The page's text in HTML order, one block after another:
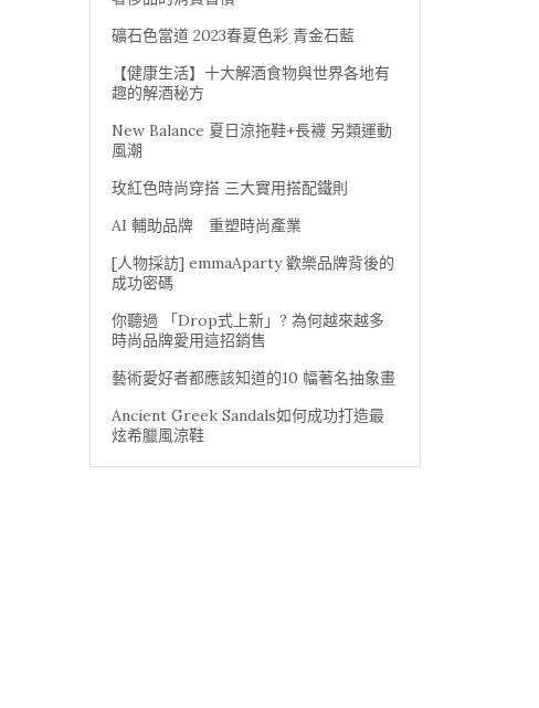
礦石色當道 2023春夏色彩 青金石藍
【健康生活】十大解酒食物與世界各地有
趣的解酒秘方
New Balance 夏日涼拖鞋+長襪 另類運動
風潮
玫紅色時尚穿搭 三大實用搭配鐵則
AI 輔助品牌 重塑時尚產業
[人物採訪] emmaAparty 歡樂品牌背後的
成功密碼
你聽過 「Drop式上新」? 為何越來越多
時尚品牌愛用這招銷售
藝術愛好者都應該知道的10 幅著名抽象畫
Ancient Greek Sandals如何成功打造最
炫希臘風涼鞋